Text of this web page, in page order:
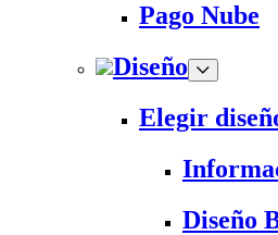
Pago Nube
Diseño
Elegir
Diseño